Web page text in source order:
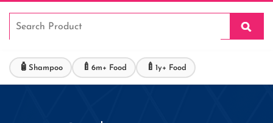
🧴 Shampoo 🍼 6m+ Food 🍼 1y+ Food